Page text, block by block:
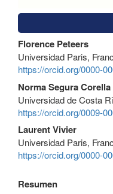
Contenido
principal
del
artículo
Florence Peteers
Universidad Paris,
https://orcid.org/0000-
Norma Segura Corella
Universidad de Costa
https://orcid.org/0009-
Laurent Vivier
Universidad Paris,
https://orcid.org/0000-
Resumen